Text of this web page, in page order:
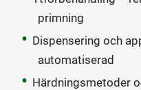
primning
Dispensering och
automatiserad
Härdningsmetoder